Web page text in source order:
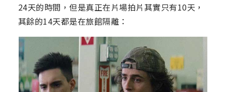
24天的時間，但是真正在片場拍片其實只有10天，
其餘的14天都是在旅館隔離：